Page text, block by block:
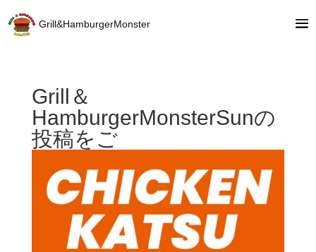
Grill&HamburgerMonster
Grill＆
HamburgerMonsterSunの
投稿をご